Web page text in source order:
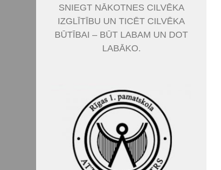
SNIEGT NĀKOTNES CILVĒKA
IZGLĪTĪBU UN TICĒT CILVĒKA
BŪTĪBAI – BŪT LABAM UN DOT
LABĀKO.